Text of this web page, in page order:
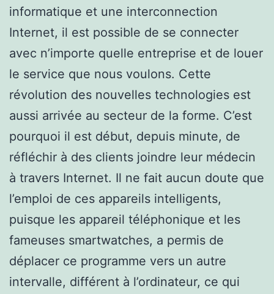
informatique et une interconnection
Internet, il est possible de se connecter
avec n’importe quelle entreprise et de louer
le service que nous voulons. Cette
révolution des nouvelles technologies est
aussi arrivée au secteur de la forme. C’est
pourquoi il est début, depuis minute, de
réfléchir à des clients joindre leur médecin
à travers Internet. Il ne fait aucun doute que
l’emploi de ces appareils intelligents,
puisque les appareil téléphonique et les
fameuses smartwatches, a permis de
déplacer ce programme vers un autre
intervalle, différent à l’ordinateur, ce qui